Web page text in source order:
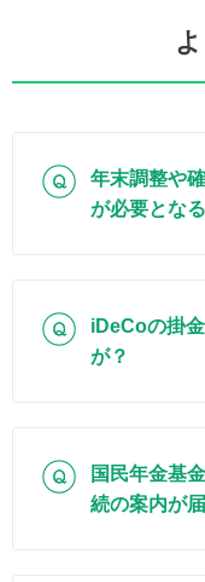
Q
年末調整や
が必要とな
Q
iDeCoの掛
が？
Q
国民年金基
続の案内が